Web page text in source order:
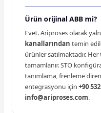
Ürün orijinal ABB mi?
Evet. Ariproses olarak
kanallarından temin
ürünler satılmaktadır.
tamamlanır. STO
tanımlama, frenleme
entegrasyonu için +90
info@ariproses.com.